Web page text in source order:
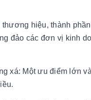
hiệu, thành
đảo các đơn vị kinh
xá: Một ưu điểm lớn